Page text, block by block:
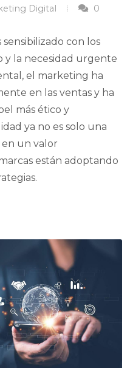
Digital 0
con los
y la necesidad urgente
el marketing ha
en las ventas y ha
más ético y
ya no es solo una
un valor
están adoptando